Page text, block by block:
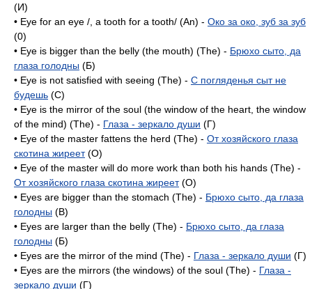
(И)
• Eye for an eye /, a tooth for a tooth/ (An) - Око за око, зуб за зуб
(0)
• Eye is bigger than the belly (the mouth) (The) - Брюхо сыто, да
глаза голодны (Б)
• Eye is not satisfied with seeing (The) - С погляденья сыт не
будешь (C)
• Eye is the mirror of the soul (the window of the heart, the window
of the mind) (The) - Глаза - зеркало души (Г)
• Eye of the master fattens the herd (The) - От хозяйского глаза
скотина жиреет(O)
• Eye of the master will do more work than both his hands (The) -
От хозяйского глаза скотина жиреет(O)
• Eyes are bigger than the stomach (The) - Брюхо сыто, да глаза
голодны (B)
• Eyes are larger than the belly (The) - Брюхо сыто, да глаза
голодны (Б)
• Eyes are the mirror of the mind (The) - Глаза - зеркало души (Г)
• Eyes are the mirrors (the windows) of the soul (The) - Глаза -
зеркало души (Г)